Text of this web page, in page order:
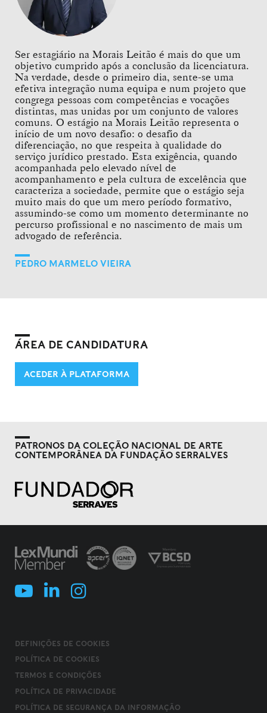
Ser estagiário na Morais Leitão é mais do que um
objetivo cumprido após a conclusão da licenciatura.
Na verdade, desde o primeiro dia, sente-se uma
efetiva integração numa equipa e num projeto que
congrega pessoas com competências e vocações
distintas, mas unidas por um conjunto de valores
comuns. O estágio na Morais Leitão representa o
início de um novo desafio: o desafio da
diferenciação, no que respeita à qualidade do
serviço jurídico prestado. Esta exigência, quando
acompanhada pelo elevado nível de
acompanhamento e pela cultura de excelência que
caracteriza a sociedade, permite que o estágio seja
muito mais do que um mero período formativo,
assumindo-se como um momento determinante no
percurso profissional e no nascimento de mais um
advogado de referência.
PEDRO MARMELO VIEIRA
ÁREA DE CANDIDATURA
ACEDER À PLATAFORMA
PATRONOS DA COLEÇÃO NACIONAL DE ARTE
CONTEMPORÂNEA DA FUNDAÇÃO SERRALVES
DEFINIÇÕES DE COOKIES
POLÍTICA DE COOKIES
TERMOS E CONDIÇÕES
POLÍTICA DE PRIVACIDADE
POLÍTICA DE SEGURANÇA DA INFORMAÇÃO